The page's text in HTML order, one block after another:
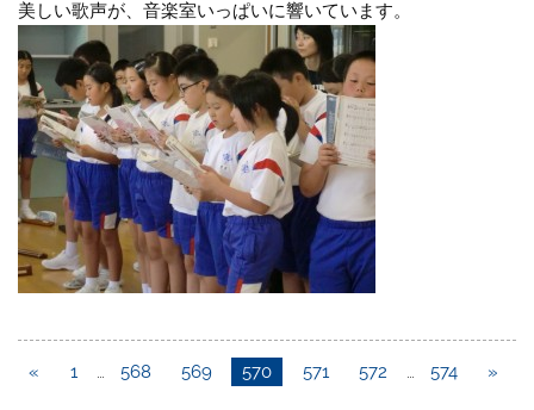
美しい歌声が、音楽室いっぱいに響いています。
« 1 568 569 570 571 572 574 »